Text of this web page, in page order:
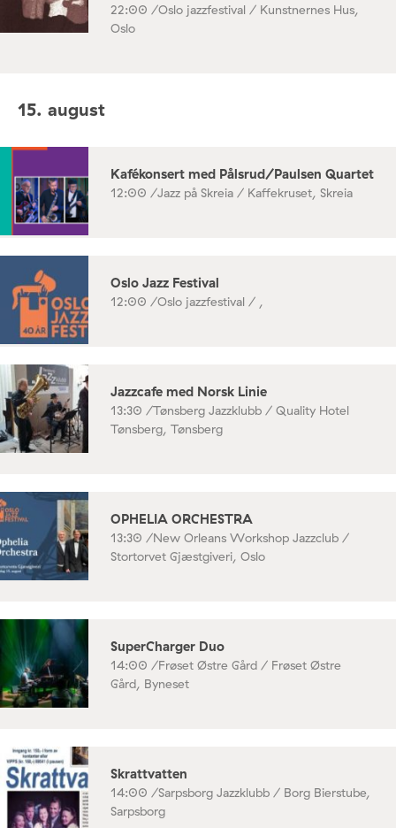
22:00 /Oslo jazzfestival / Kunstnernes Hus,
Oslo
15. august
Kafékonsert med Pålsrud/Paulsen Quartet
12:00 /Jazz på Skreia / Kaffekruset, Skreia
Oslo Jazz Festival
12:00 /Oslo jazzfestival / ,
Jazzcafe med Norsk Linie
13:30 /Tønsberg Jazzklubb / Quality Hotel
Tønsberg, Tønsberg
OPHELIA ORCHESTRA
13:30 /New Orleans Workshop Jazzclub /
Stortorvet Gjæstgiveri, Oslo
SuperCharger Duo
14:00 /Frøset Østre Gård / Frøset Østre
Gård, Byneset
Skrattvatten
14:00 /Sarpsborg Jazzklubb / Borg Bierstube,
Sarpsborg